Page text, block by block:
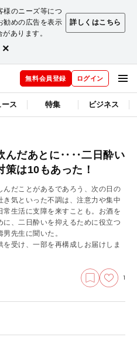
様のニーズ等につ
勧めの広告を表示
あります。
詳しくはこちら
×
無料会員登録 ログイン
ース 特集 ビジネス
んだあとに‥‥二日酔い
は10もあった！
だことがあるであろう、次の日の
き気といった不調は、注意力や集中
生活に支障を来すことも。お酒を
、二日酔いを抑えるために役立つ
先生に聞いた。
を受け、一部を再構成しお届けしま
1